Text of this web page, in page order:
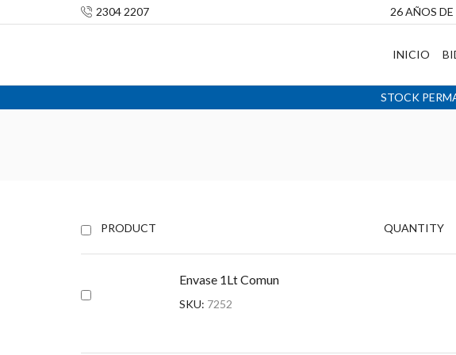
2304 2207 26 AÑOS
INICIO
STOCK
PRODUCT QUANTITY
Envase 1Lt Comun
SKU: 7252